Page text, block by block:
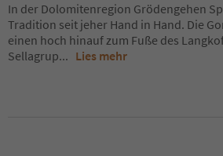
In der Dolomitenregion Grödengehen
Tradition seit jeher Hand in Hand. Die
einen hoch hinauf zum Fuße des
Sellagrup... Lies mehr